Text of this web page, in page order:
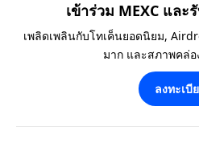
เข้าร่วม MEXC และ
เพลิดเพลินกับโทเค็นยอดนิยม,
มาก และสภาพคล่
ลงทะเบี